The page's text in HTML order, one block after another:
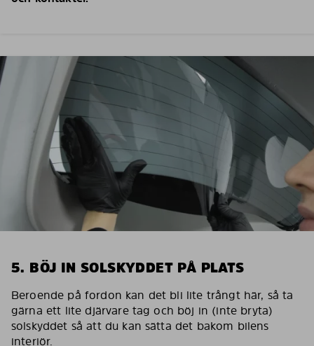
5. BÖJ IN SOLSKYDDET PÅ PLATS
Beroende på fordon kan det bli lite trångt här, så ta
gärna ett lite djärvare tag och böj in (inte bryta)
solskyddet så att du kan sätta det bakom bilens
interiör.